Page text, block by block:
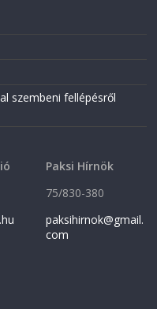
szembeni fellépésről
Paksi Hírnök
75/830-380
paksihirnok@gmail.
com